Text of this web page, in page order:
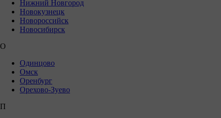
Нижний Новгород
Новокузнецк
Новороссийск
Новосибирск
О
Одинцово
Омск
Оренбург
Орехово-Зуево
П